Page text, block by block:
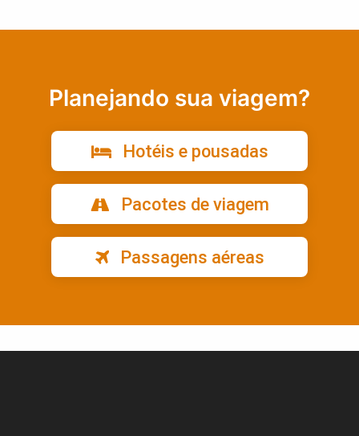
Planejando sua viagem?
Hotéis e pousadas
Pacotes de viagem
Passagens aéreas